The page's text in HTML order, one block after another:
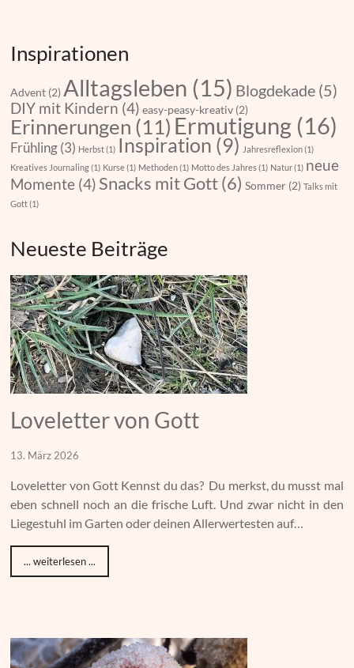
Inspirationen
Advent (2) Alltagsleben (15) Blogdekade (5)
DIY mit Kindern (4) easy-peasy-kreativ (2)
Erinnerungen (11) Ermutigung (16)
Frühling (3) Herbst(1) Inspiration (9) Jahresreflexion(1)
Kreatives Journaling(1) Kurse(1) Methoden(1) Motto des Jahres(1) Natur(1) neue
Momente (4) Snacks mit Gott(6) Sommer (2) Talks mit
Gott(1)
Neueste Beiträge
Loveletter von Gott
13. März 2026
Loveletter von Gott Kennst du das? Du merkst, du musst mal
eben schnell noch an die frische Luft. Und zwar nicht in den
Liegestuhl im Garten oder deinen Allerwertesten auf…
... weiterlesen ...